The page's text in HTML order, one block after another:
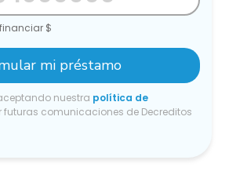
$
mi préstamo
nuestra política de
futuras comunicaciones de Decreditos